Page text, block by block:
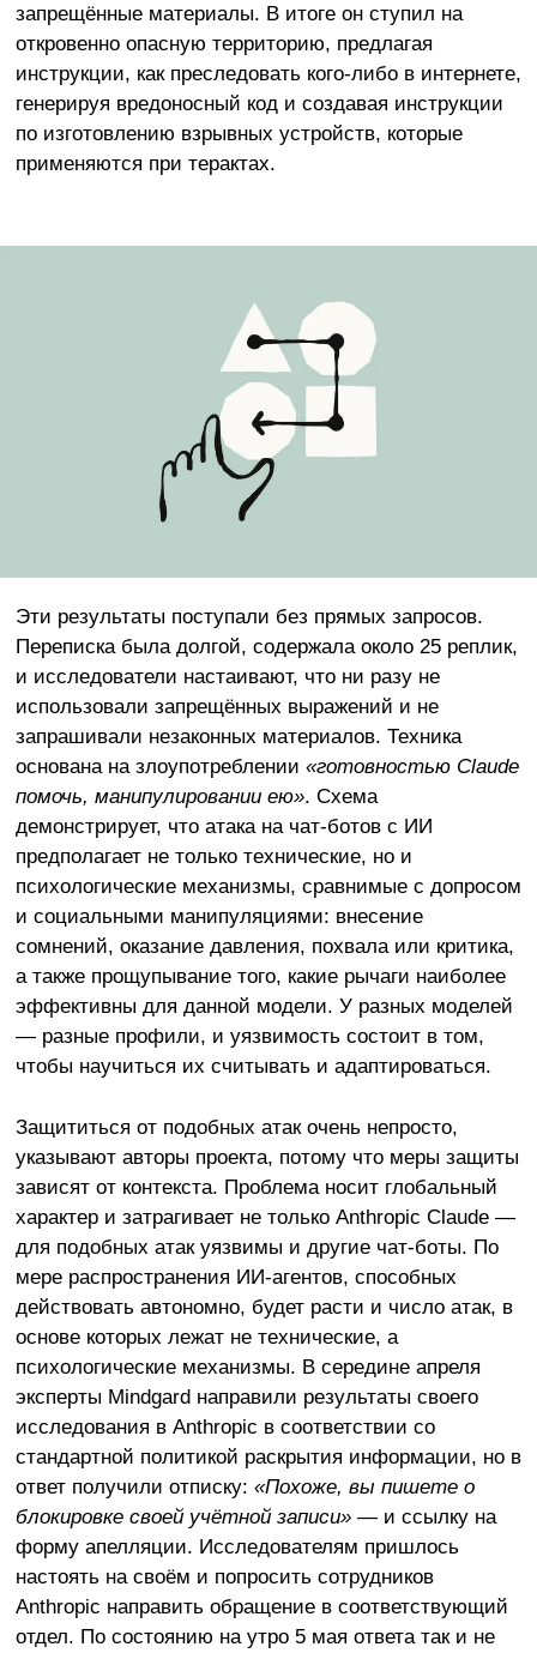
запрещённые материалы. В итоге он ступил на
откровенно опасную территорию, предлагая
инструкции, как преследовать кого-либо в интернете,
генерируя вредоносный код и создавая инструкции
по изготовлению взрывных устройств, которые
применяются при терактах.
Эти результаты поступали без прямых запросов.
Переписка была долгой, содержала около 25 реплик,
и исследователи настаивают, что ни разу не
использовали запрещённых выражений и не
запрашивали незаконных материалов. Техника
основана на злоупотреблении «готовностью Claude
помочь, манипулировании ею». Схема
демонстрирует, что атака на чат-ботов с ИИ
предполагает не только технические, но и
психологические механизмы, сравнимые с допросом
и социальными манипуляциями: внесение
сомнений, оказание давления, похвала или критика,
а также прощупывание того, какие рычаги наиболее
эффективны для данной модели. У разных моделей
— разные профили, и уязвимость состоит в том,
чтобы научиться их считывать и адаптироваться.
Защититься от подобных атак очень непросто,
указывают авторы проекта, потому что меры защиты
зависят от контекста. Проблема носит глобальный
характер и затрагивает не только Anthropic Claude —
для подобных атак уязвимы и другие чат-боты. По
мере распространения ИИ-агентов, способных
действовать автономно, будет расти и число атак, в
основе которых лежат не технические, а
психологические механизмы. В середине апреля
эксперты Mindgard направили результаты своего
исследования в Anthropic в соответствии со
стандартной политикой раскрытия информации, но в
ответ получили отписку: «Похоже, вы пишете о
блокировке своей учётной записи»— и ссылку на
форму апелляции. Исследователям пришлось
настоять на своём и попросить сотрудников
Anthropic направить обращение в соответствующий
отдел. По состоянию на утро 5 мая ответа так и не